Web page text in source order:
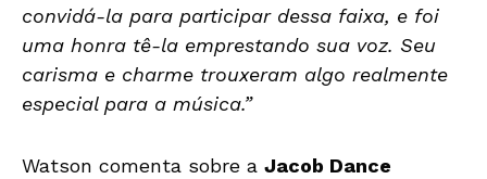
convidá-la para participar dessa faixa, e foi
uma honra tê-la emprestando sua voz. Seu
carisma e charme trouxeram algo realmente
especial para a música.”
Watson comenta sobre a Jacob Dance